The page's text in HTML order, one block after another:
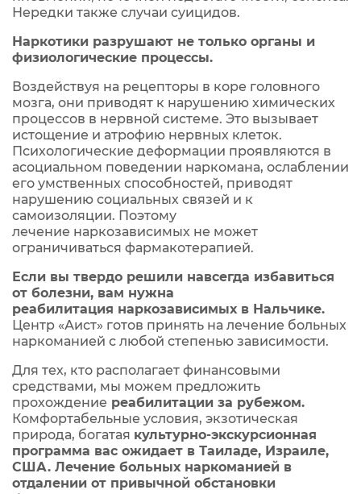
Нередки также случаи суицидов.
Наркотики разрушают не только органы и
физиологические процессы.
Воздействуя на рецепторы в коре головного
мозга, они приводят к нарушению химических
процессов в нервной системе. Это вызывает
истощение и атрофию нервных клеток.
Психологические деформации проявляются в
асоциальном поведении наркомана, ослаблении
его умственных способностей, приводят
нарушению социальных связей и к
самоизоляции. Поэтому
лечение наркозависимых не может
ограничиваться фармакотерапией.
Если вы твердо решили навсегда избавиться
от болезни, вам нужна
реабилитация наркозависимых в Нальчике.
Центр «Аист» готов принять на лечение больных
наркоманией с любой степенью зависимости.
Для тех, кто располагает финансовыми
средствами, мы можем предложить
прохождение реабилитации за рубежом.
Комфортабельные условия, экзотическая
природа, богатая культурно-экскурсионная
программа вас ожидает в Таиладе, Израиле,
США. Лечение больных наркоманией в
отдалении от привычной обстановки